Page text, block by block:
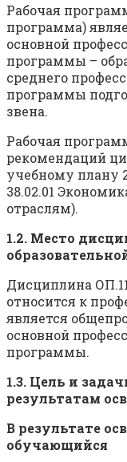
Рабочая
программа)
основной
программы –
среднего
программы
звена.
Рабочая
рекомендаций
учебному плану
38.02.01
отраслям).
1.2. Место
Дисциплина
относится к
является
основной
программы.
1.3. Цель и
результатам
В результате
обучающийся